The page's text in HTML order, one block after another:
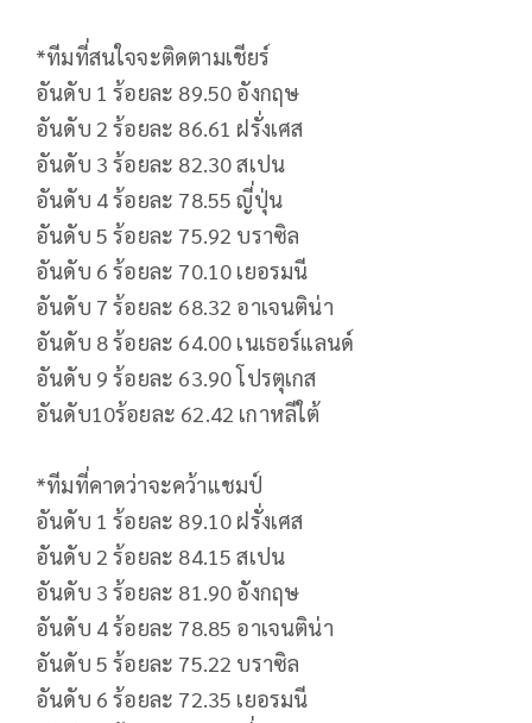
​*ทีมที่สนใจจะติดตามเชียร์
​อันดับ 1 ร้อยละ 89.50 อังกฤษ
อันดับ 2 ร้อยละ 86.61 ฝรั่งเศส
​อันดับ 3 ร้อยละ 82.30 สเปน
อันดับ 4 ร้อยละ 78.55 ญี่ปุ่น
​อันดับ 5 ร้อยละ 75.92 บราซิล
​อันดับ 6 ร้อยละ 70.10 เยอรมนี
​อันดับ 7 ร้อยละ 68.32 อาเจนติน่า
​อันดับ 8 ร้อยละ 64.00 เนเธอร์แลนด์
​อันดับ 9 ร้อยละ 63.90 โปรตุเกส
​อันดับ10ร้อยละ 62.42 เกาหลีใต้
​*ทีมที่คาดว่าจะคว้าแชมป์
​อันดับ 1 ร้อยละ 89.10 ฝรั่งเศส
​อันดับ 2 ร้อยละ 84.15 สเปน
​อันดับ 3 ร้อยละ 81.90 อังกฤษ
​อันดับ 4 ร้อยละ 78.85 อาเจนติน่า
​อันดับ 5 ร้อยละ 75.22 บราซิล​
​อันดับ 6 ร้อยละ 72.35 เยอรมนี